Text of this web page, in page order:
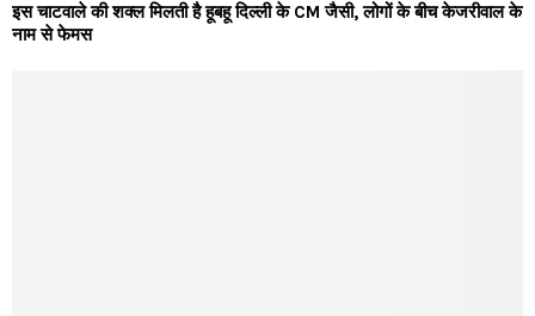
इस चाटवाले की शक्ल मिलती है हूबहू दिल्ली के CM जैसी, लोगों के बीच केजरीवाल के
नाम से फेमस